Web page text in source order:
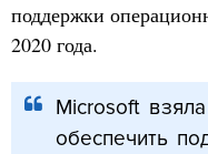
поддержки
2020 года.
Microsoft
обеспечить